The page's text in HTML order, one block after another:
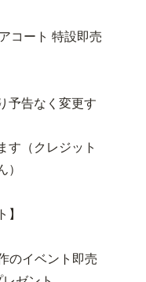
コート 特設即売
予告なく変更す
す（クレジット
）
】
のイベント即売